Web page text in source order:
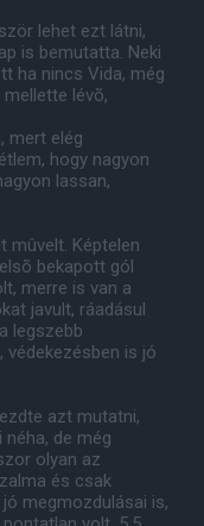
lehet ezt látni,
is bemutatta. Neki
ha nincs Vida, még
lévõ,
mert elég
hogy nagyon
lassan,
mûvelt. Képtelen
bekapott gól
merre is van a
javult, ráadásul
legszebb
védekezésben is jó
azt mutatni,
de még
olyan az
és csak
megmozdulásai is,